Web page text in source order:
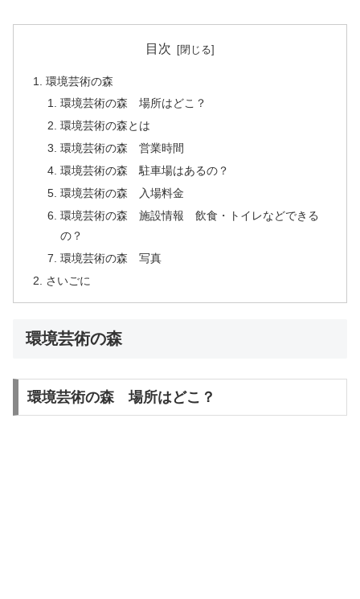
目次
環境芸術の森
環境芸術の森 場所はどこ？
環境芸術の森とは
環境芸術の森 営業時間
環境芸術の森 駐車場はあるの？
環境芸術の森 入場料金
環境芸術の森 施設情報 飲食・トイレなどできる
の？
環境芸術の森 写真
さいごに
環境芸術の森
環境芸術の森 場所はどこ？